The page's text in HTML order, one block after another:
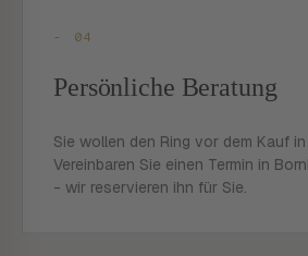
- 04
Persönliche Beratung
Sie wollen den Ring vor dem Kauf
Vereinbaren Sie einen Termin in
- wir reservieren ihn für Sie.